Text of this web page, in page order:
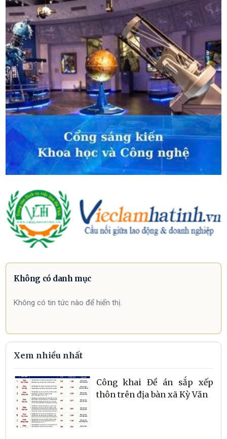
Không có danh mục
Không có tin tức nào để hiển thị.
Xem nhiều nhất
Công khai Đề án sắp xếp
thôn trên địa bàn xã Kỳ Văn